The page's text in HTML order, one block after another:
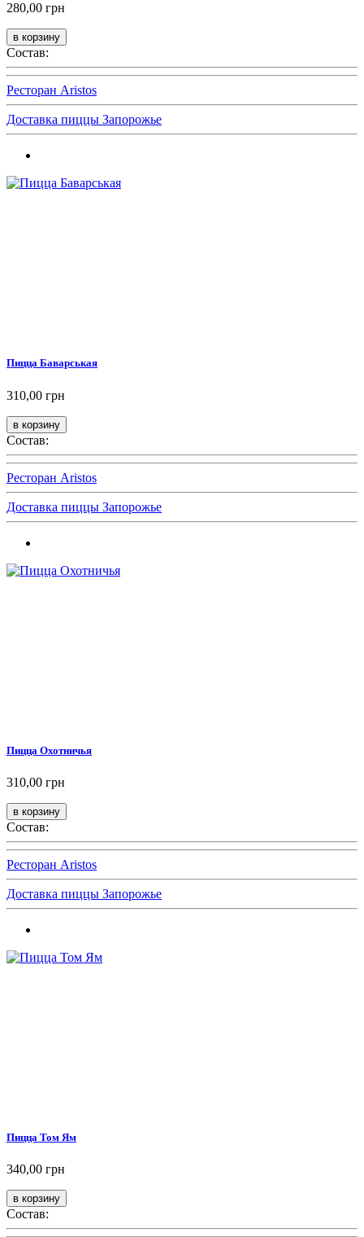
280,00 грн
Состав:
Ресторан Aristos
Доставка пиццы Запорожье
Пицца Баварськая
310,00 грн
Состав:
Ресторан Aristos
Доставка пиццы Запорожье
Пицца Охотничья
310,00 грн
Состав:
Ресторан Aristos
Доставка пиццы Запорожье
Пицца Том Ям
340,00 грн
Состав: